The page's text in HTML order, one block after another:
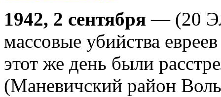
1942, 2 сентября — (20
массовые убийства
этот же день были
(Маневичский район